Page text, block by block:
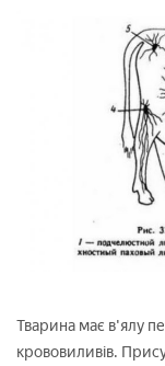
Тварина має в'ялу
крововиливів.